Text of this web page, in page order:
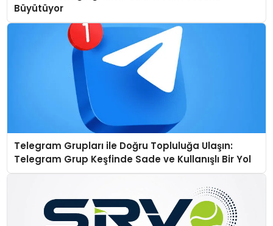
Büyütüyor
Telegram Grupları ile Doğru Topluluğa Ulaşın:
Telegram Grup Keşfinde Sade ve Kullanışlı Bir Yol